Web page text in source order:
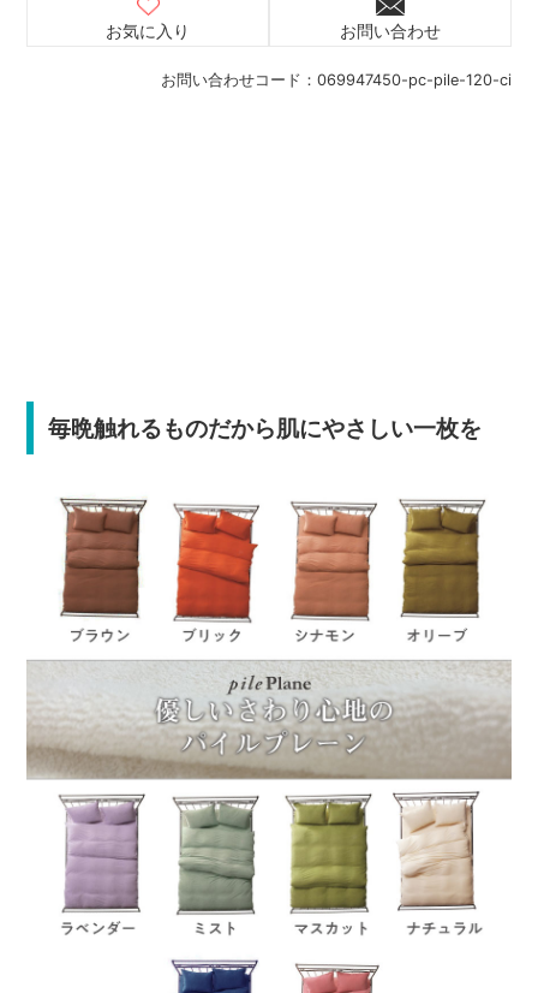
お問い合わせコード： 069947450-pc-pile-120-ci
お気に入り お問い合わせ
毎晩触れるものだから肌にやさしい一枚を